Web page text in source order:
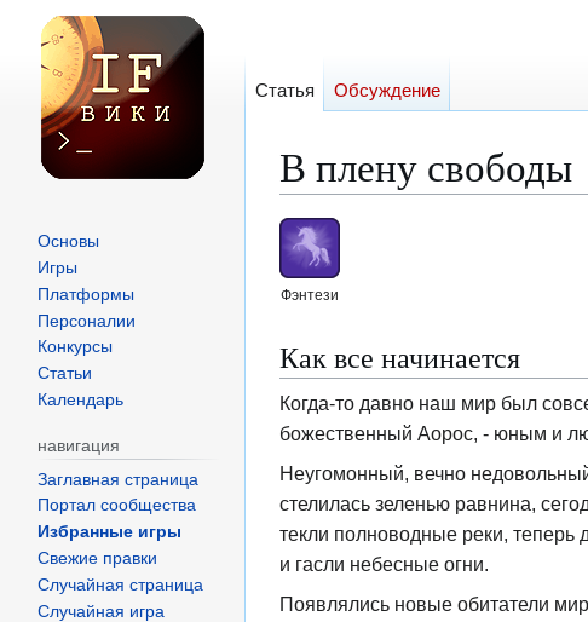
В плену свободы
Перейти
навигации
Перейти
поиску
Фэнтези
Как все начинается
Когда-то давно наш мир был
божественный Аорос, - юным и
Неугомонный, вечно
стелилась зеленью равнина,
текли полноводные реки, теперь
и гасли небесные огни.
Появлялись новые обитатели
Статья Обсуждение
Основы
Игры
Платформы
Персоналии
Конкурсы
Статьи
Календарь
навигация
Заглавная страница
Портал сообщества
Избранные игры
Свежие правки
Случайная страница
Случайная игра